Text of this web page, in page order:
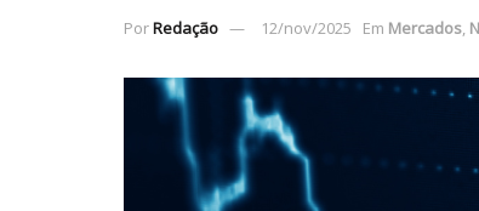
PorRedação 12/nov/2025 Em Mercados,